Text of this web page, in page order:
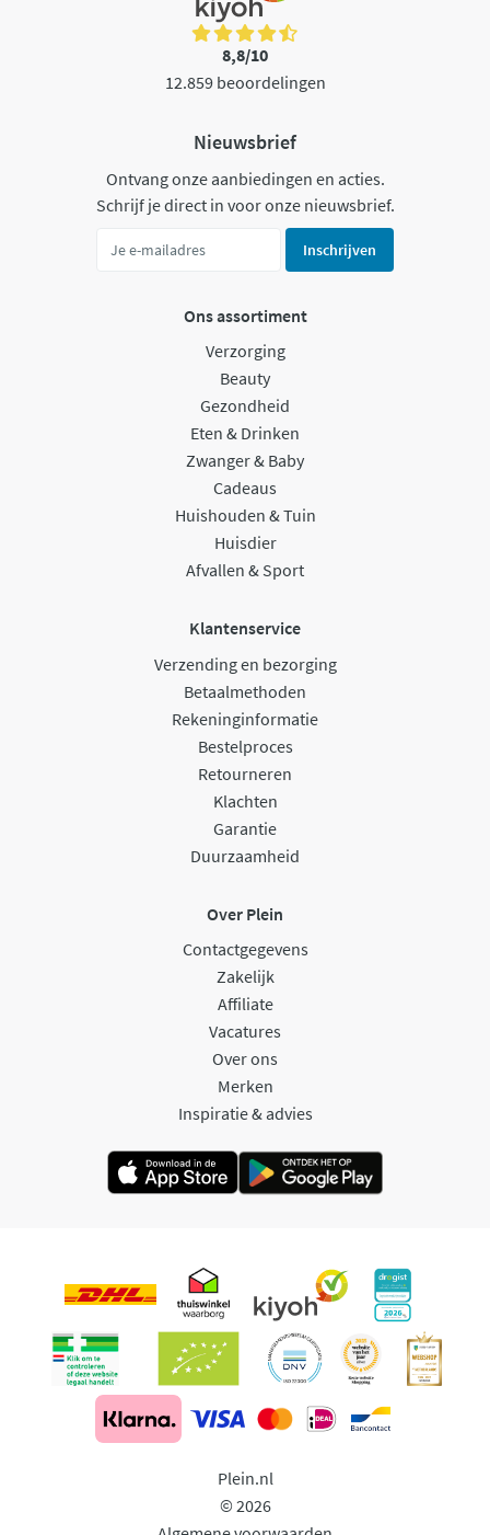
8,8/10
12.859 beoordelingen
Nieuwsbrief
Ontvang onze aanbiedingen en acties.
Schrijf je direct in voor onze nieuwsbrief.
Inschrijven
Ons assortiment
Verzorging
Beauty
Gezondheid
Eten & Drinken
Zwanger & Baby
Cadeaus
Huishouden & Tuin
Huisdier
Afvallen & Sport
Klantenservice
Verzending en bezorging
Betaalmethoden
Rekeninginformatie
Bestelproces
Retourneren
Klachten
Garantie
Duurzaamheid
Over Plein
Contactgegevens
Zakelijk
Affiliate
Vacatures
Over ons
Merken
Inspiratie & advies
Plein.nl
© 2026